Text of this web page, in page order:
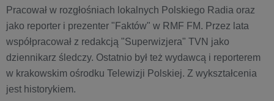
Pracował w rozgłośniach lokalnych Polskiego Radia oraz
jako reporter i prezenter "Faktów" w RMF FM. Przez lata
współpracował z redakcją "Superwizjera" TVN jako
dziennikarz śledczy. Ostatnio był też wydawcą i reporterem
w krakowskim ośrodku Telewizji Polskiej. Z wykształcenia
jest historykiem.